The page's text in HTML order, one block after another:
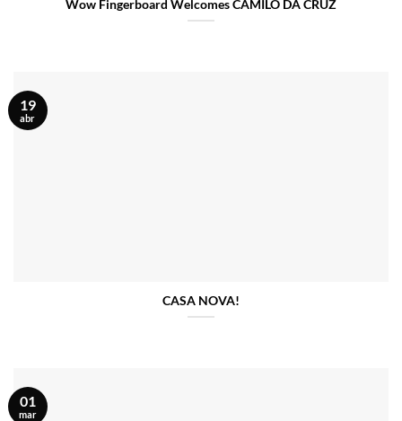
Wow Fingerboard Welcomes CAMILO DA CRUZ
CASA NOVA!
19
abr
01
mar